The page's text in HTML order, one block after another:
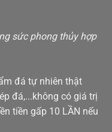
sức phong thủy hợp
đá tự nhiên thật
đá,...không có giá trị
tiền gấp 10 LẦN nếu